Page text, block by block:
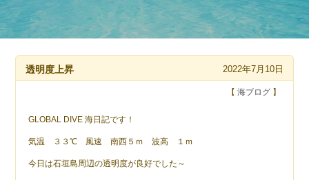
透明度上昇 2022年7月10日
【 海ブログ】
GLOBAL DIVE 海日記です！
気温 ３３℃ 風速 南西５ｍ 波高 １ｍ
今日は石垣島周辺の透明度が良好でした～